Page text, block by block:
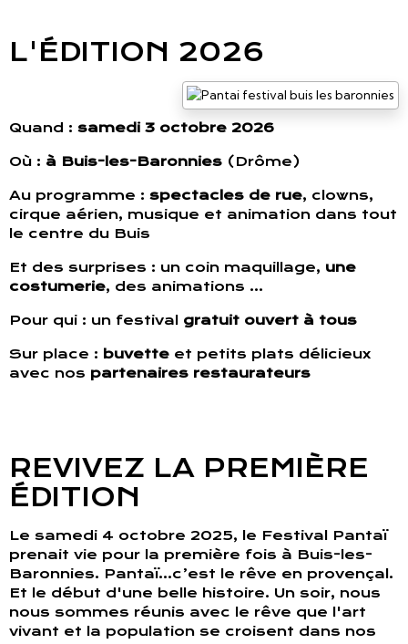
L'ÉDITION 2026
Quand : samedi 3 octobre 2026
Où : à Buis-les-Baronnies (Drôme)
Au programme : spectacles de rue, clowns,
cirque aérien, musique et animation dans tout
le centre du Buis
Et des surprises : un coin maquillage, une
costumerie, des animations ...
Pour qui : un festival gratuit ouvert à tous
Sur place : buvette et petits plats délicieux
avec nos partenaires restaurateurs
REVIVEZ LA PREMIÈRE
ÉDITION
Le samedi 4 octobre 2025, le Festival Pantaï
prenait vie pour la première fois à Buis-les-
Baronnies. Pantaï...c’est le rêve en provençal.
Et le début d'une belle histoire. Un soir, nous
nous sommes réunis avec le rêve que l'art
vivant et la population se croisent dans nos